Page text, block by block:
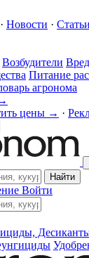
· Новости · Статьи
Возбудители
Питание
агронома
цены → ·
Найти
Войти